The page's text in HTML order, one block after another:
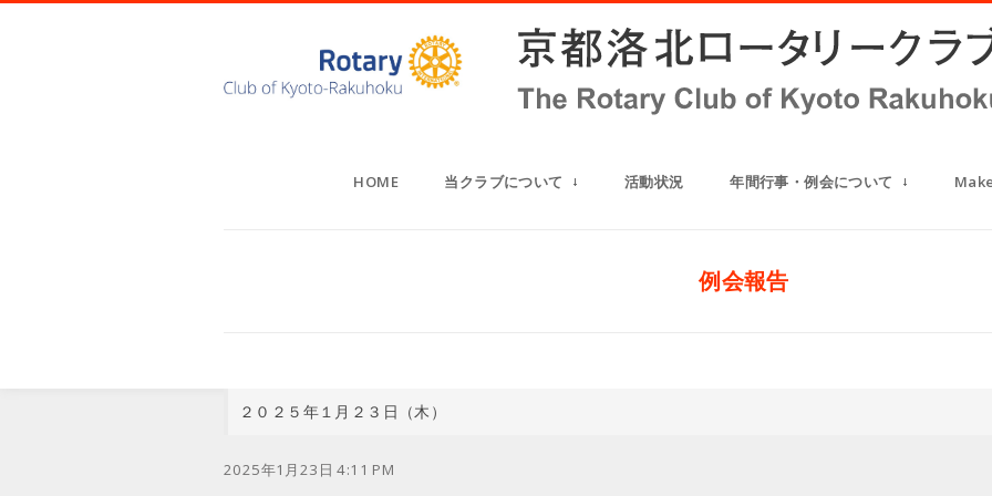
HOME 当クラブについて 活動状況 年間行事・例会について
例会報告
２０２５年１月２３日（木）
2025年1月23日 4:11 PM